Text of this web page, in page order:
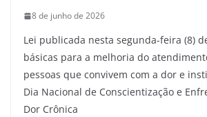
8 de junho de 2026
Lei publicada nesta segunda-feira (8)
básicas para a melhoria do
pessoas que convivem com a dor e
Dia Nacional de Conscientização e
Dor Crônica